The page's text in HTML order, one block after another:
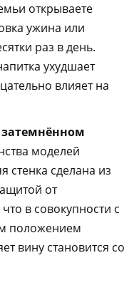
открываете
ужина или
раз в день.
ухудшает
влияет на
моделей
стенка сделана из
от
в совокупности с
положением
вину становится со